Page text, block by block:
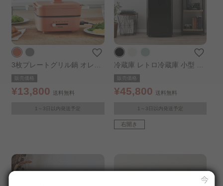
3枚プレートグリル鍋 オレン
ジ販売価格
¥13,800 送料無料
1～3日以内発送予定
冷蔵庫 レトロ冷蔵庫 小型 11
4L PRR-122D ブラック
販売価格
¥45,800 送料無料
1～3日以内発送予定
右開き